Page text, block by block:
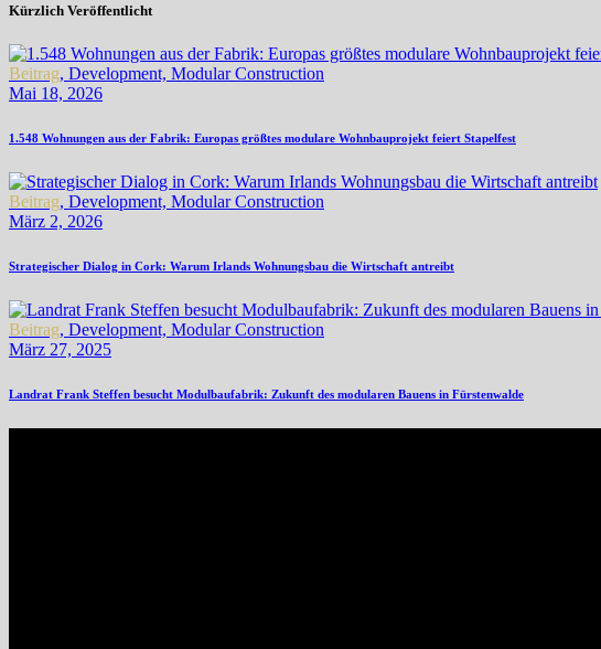
Kürzlich Veröffentlicht
Beitrag, Development, Modular Construction
Mai 18, 2026
1.548 Wohnungen aus der Fabrik: Europas größtes modulare Wohnbauprojekt feiert Stapelfest
Beitrag, Development, Modular Construction
März 2, 2026
Strategischer Dialog in Cork: Warum Irlands Wohnungsbau die Wirtschaft antreibt
Beitrag, Development, Modular Construction
März 27, 2025
Landrat Frank Steffen besucht Modulbaufabrik: Zukunft des modularen Bauens in Fürstenwalde